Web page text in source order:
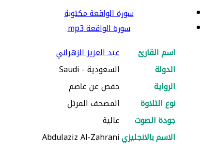
سورة الواقعة مكتوبة
سورة الواقعة mp3
اسم القارئ
عبد العزيز الزهراني
الدولة
السعودية - Saudi
الرواية
حفص عن عاصم
نوع التلاوة
المصحف المرتل
جودة الصوت
عالية
الاسم بالانجليزيAbdulaziz Al-Zahrani